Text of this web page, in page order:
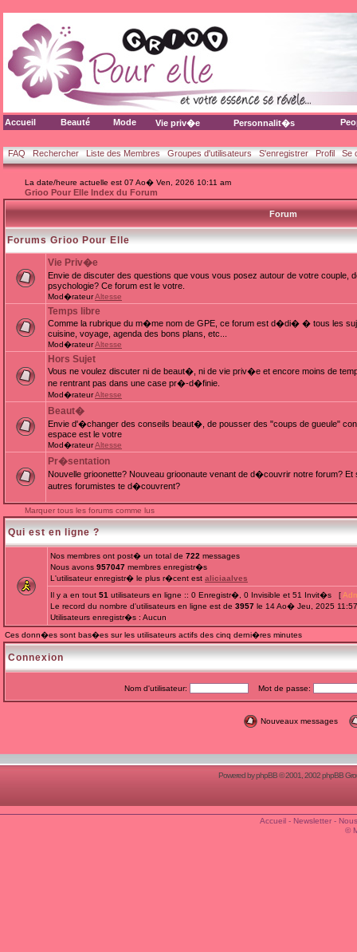
Accueil Beauté Mode Vie priv�e Personnalit�s
FAQ Rechercher Liste des Membres Groupes d'utilisateurs S'enregistrer Profil Se
La date/heure actuelle est 07 Ao� Ven, 2026 10:11 am
Grioo Pour Elle Index du Forum
Forum
Forums Grioo Pour Elle
Vie Priv�e
Envie de discuter des questions que vous vous posez autour de votre
psychologie? Ce forum est le votre.
Mod�rateurAltesse
Temps libre
Comme la rubrique du m�me nom de GPE, ce forum est d�di� � tous les
cuisine, voyage, agenda des bons plans, etc...
Mod�rateurAltesse
Hors Sujet
Vous ne voulez discuter ni de beaut�, ni de vie priv�e et encore moins de
ne rentrant pas dans une case pr�-d�finie.
Mod�rateurAltesse
Beaut�
Envie d'�changer des conseils beaut�, de pousser des "coups de gueule"
espace est le votre
Mod�rateurAltesse
Pr�sentation
Nouvelle grioonette? Nouveau grioonaute venant de d�couvrir notre forum?
autres forumistes te d�couvrent?
Marquer tous les forums comme lus
Qui est en ligne ?
Nos membres ont post� un total de 722 messages
Nous avons 957047 membres enregistr�s
L'utilisateur enregistr� le plus r�cent est aliciaalves
Il y a en tout 51 utilisateurs en ligne :: 0 Enregistr�, 0 Invisible et 51 Invit�s [
Le record du nombre d'utilisateurs en ligne est de 3957 le 14 Ao� Jeu, 2025
Utilisateurs enregistr�s : Aucun
Ces donn�es sont bas�es sur les utilisateurs actifs des cinq derni�res minutes
Connexion
Nom d'utilisateur: Mot de passe:
Nouveaux messages
Powered byphpBB© 2001, 2002 phpBB
Accueil- Newsletter-
©